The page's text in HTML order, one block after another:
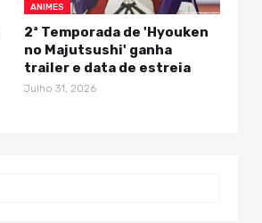
ANIMES
2ª Temporada de 'Hyouken
no Majutsushi' ganha
trailer e data de estreia
Julho 31, 2026